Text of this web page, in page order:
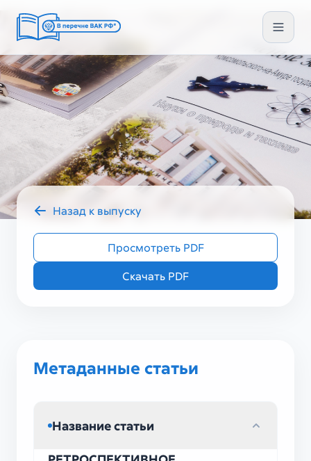
УЗ ГУМ IV (84)
Назад к выпуску
Просмотреть PDF
Скачать PDF
Метаданные статьи
Название статьи